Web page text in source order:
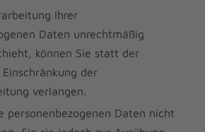
Ihrer
Daten unrechtmäßig
können Sie statt der
der
verlangen.
personenbezogenen Daten nicht